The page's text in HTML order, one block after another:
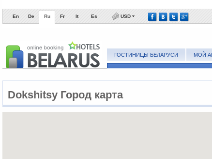
En De Ru Fr It Es USD
ГОСТИНИЦЫ БЕЛАРУСИ МОЙ
Dokshitsy Город карта